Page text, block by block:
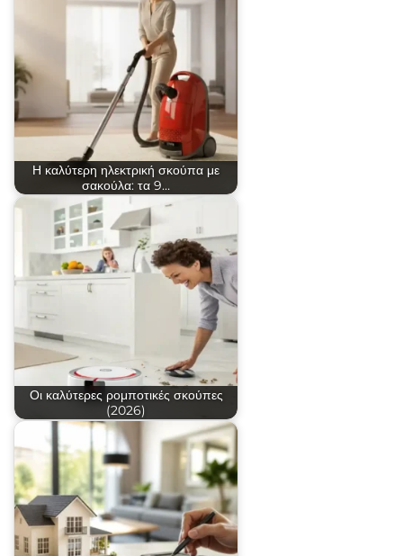
Η καλύτερη ηλεκτρική σκούπα με
σακούλα: τα 9…
Οι καλύτερες ρομποτικές σκούπες
(2026)